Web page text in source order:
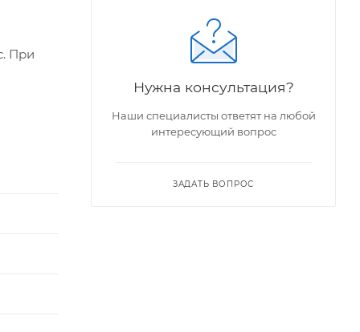
При
Нужна консультация?
Наши специалисты ответят на любой
интересующий вопрос
ЗАДАТЬ ВОПРОС